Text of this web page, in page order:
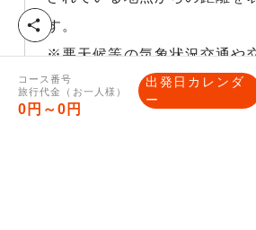
す。
※悪天候等の気象状況交通や
むを得ない理由により他の交
た場合、それに伴う旅行代金
コース番号
旅行代金（お一人様）
0円～0円
出発日カレンダ
ー
シ
ェ
ア